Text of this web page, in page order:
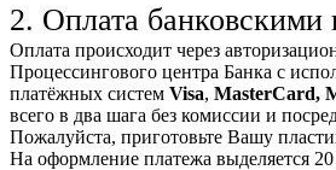
2. Оплата банковскими
Оплата происходит через
Процессингового центра Банка с
платёжных систем Visa, MasterCard,
всего в два шага без комиссии и
Пожалуйста, приготовьте Вашу
На оформление платежа выделяется